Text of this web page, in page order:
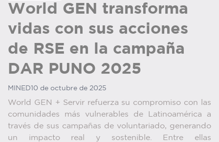
World GEN transforma
vidas con sus acciones
de RSE en la campaña
DAR PUNO 2025
MINED10 de octubre de 2025
World GEN + Servir refuerza su compromiso con las
comunidades más vulnerables de Latinoamérica a
través de sus campañas de voluntariado, generando
un impacto real y sostenible. Entre ellas